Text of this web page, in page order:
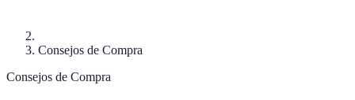
Consejos de Compra
Consejos de Compra